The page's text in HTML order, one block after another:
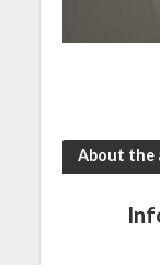
About the